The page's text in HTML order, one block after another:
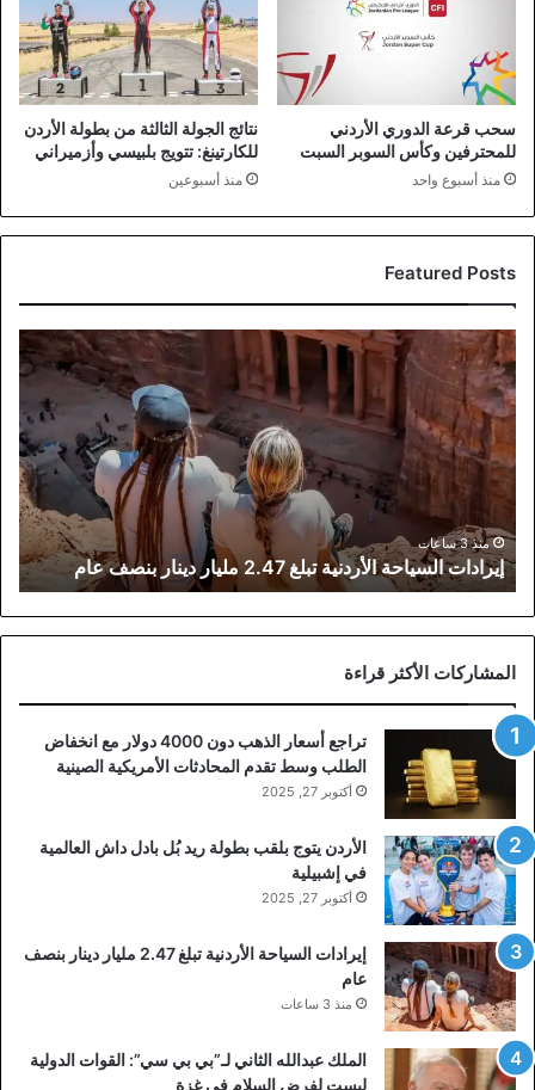
سحب قرعة الدوري الأردني
للمحترفين وكأس السوبر السبت
منذ أسبوع واحد
نتائج الجولة الثالثة من بطولة الأردن
للكارتينغ: تتويج بلبيسي وأزميراني
منذ أسبوعين
Featured Posts
إيرادات
السياحة
الأردنية
تبلغ
2.47
مليار
دينار
بنصف
عام منذ 3 ساعات
إيرادات السياحة الأردنية تبلغ 2.47 مليار دينار بنصف عام
المشاركات الأكثر قراءة
تراجع أسعار الذهب دون 4000 دولار مع انخفاض
الطلب وسط تقدم المحادثات الأمريكية الصينية
أكتوبر 27, 2025
الأردن يتوج بلقب بطولة ريد بُل بادل داش العالمية
في إشبيلية
أكتوبر 27, 2025
إيرادات السياحة الأردنية تبلغ 2.47 مليار دينار بنصف
عام
منذ 3 ساعات
الملك عبدالله الثاني لـ”بي بي سي”: القوات الدولية
ليست لفرض السلام في غزة